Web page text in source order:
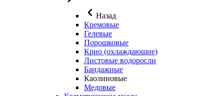
Назад
Кремовые
Гелевые
Порошковые
Крио (охлаждающие)
Листовые водоросли
Бандажные
Каолиновые
Медовые